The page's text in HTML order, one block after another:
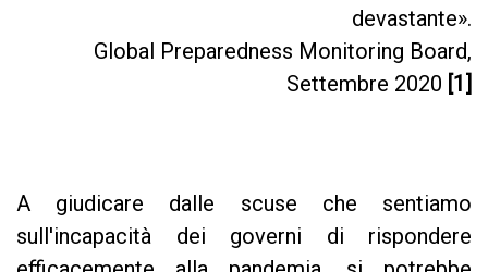
devastante».
Global Preparedness Monitoring Board,
Settembre 2020 [1]
A giudicare dalle scuse che sentiamo
sull'incapacità dei governi di rispondere